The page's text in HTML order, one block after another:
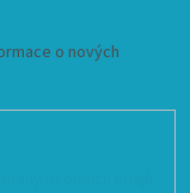
o nových